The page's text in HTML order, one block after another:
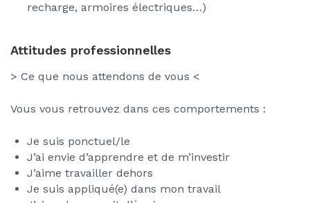
recharge, armoires électriques…)
Attitudes professionnelles
> Ce que nous attendons de vous <
Vous vous retrouvez dans ces comportements :
Je suis ponctuel/le
J’ai envie d’apprendre et de m’investir
J’aime travailler dehors
Je suis appliqué(e) dans mon travail